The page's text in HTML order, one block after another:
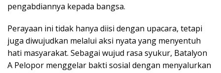
pengabdiannya kepada bangsa.
Perayaan ini tidak hanya diisi dengan upacara, tetapi
juga diwujudkan melalui aksi nyata yang menyentuh
hati masyarakat. Sebagai wujud rasa syukur, Batalyon
A Pelopor menggelar bakti sosial dengan menyalurkan